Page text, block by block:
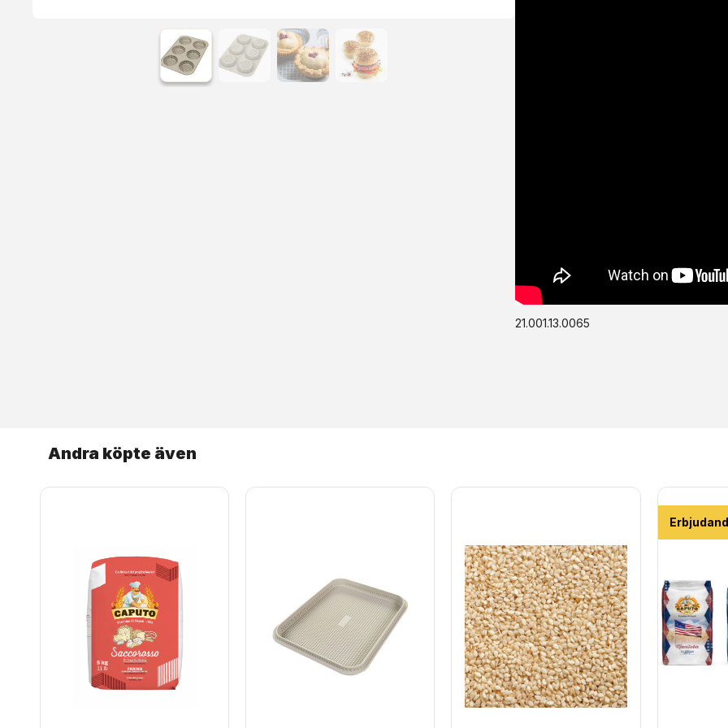
21.001.13.0065
Andra köpte även